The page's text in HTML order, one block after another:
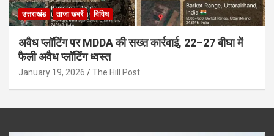
उत्तराखंड ताजा खबरें विविध
अवैध प्लॉटिंग पर MDDA की सख्त कार्रवाई, 22–27 बीघा में
फैली अवैध प्लॉटिंग ध्वस्त
January 19, 2026 The Hill Post